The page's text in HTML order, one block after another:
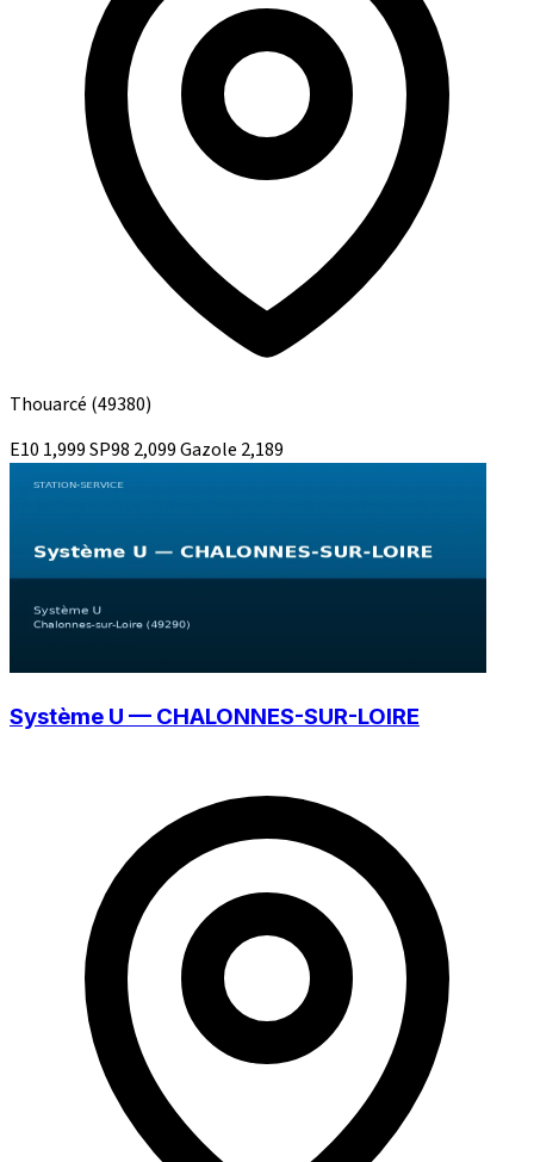
Thouarcé (49380)
E10 1,999SP98 2,099Gazole 2,189
Système U — CHALONNES-SUR-LOIRE